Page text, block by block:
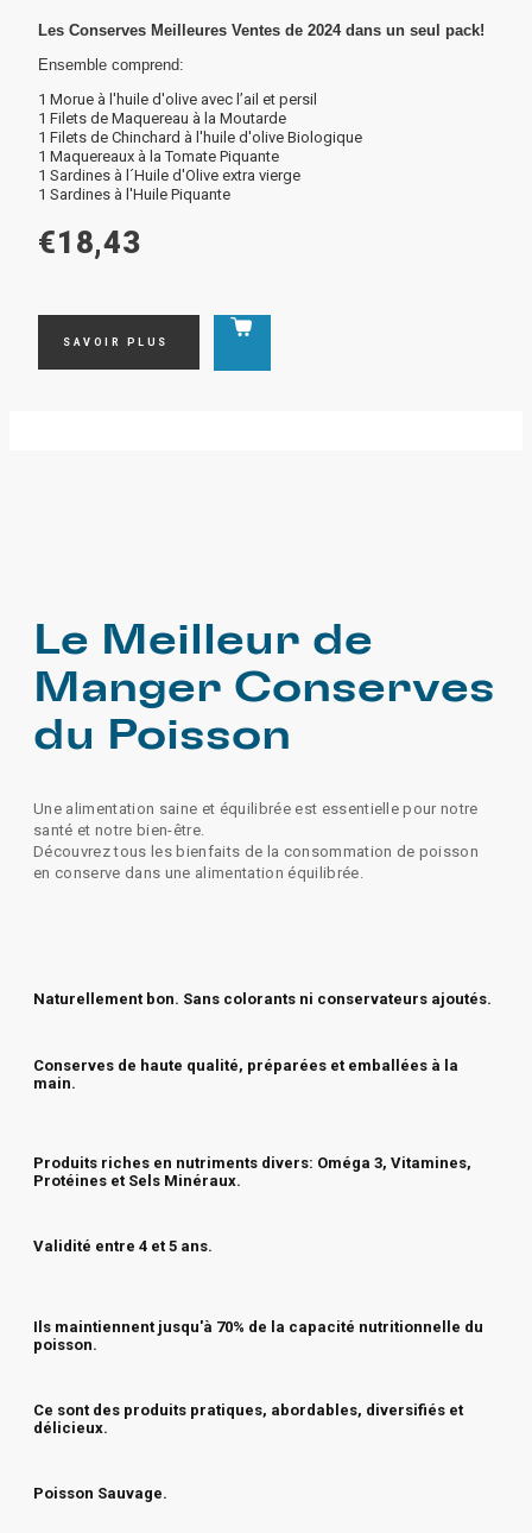
Les Conserves Meilleures Ventes de 2024 dans un seul pack!
Ensemble comprend:
1 Morue à l'huile d'olive avec l’ail et persil
1 Filets de Maquereau à la Moutarde
1 Filets de Chinchard à l'huile d'olive Biologique
1 Maquereaux à la Tomate Piquante
1 Sardines à l´Huile d'Olive extra vierge
1 Sardines à l'Huile Piquante
€18,43
SAVOIR PLUS
Le Meilleur de
Manger Conserves
du Poisson
Une alimentation saine et équilibrée est essentielle pour notre
santé et notre bien-être.
Découvrez tous les bienfaits de la consommation de poisson
en conserve dans une alimentation équilibrée.
Naturellement bon. Sans colorants ni conservateurs ajoutés.
Conserves de haute qualité, préparées et emballées à la
main.
Produits riches en nutriments divers: Oméga 3, Vitamines,
Protéines et Sels Minéraux.
Validité entre 4 et 5 ans.
Ils maintiennent jusqu'à 70% de la capacité nutritionnelle du
poisson.
Ce sont des produits pratiques, abordables, diversifiés et
délicieux.
Poisson Sauvage.